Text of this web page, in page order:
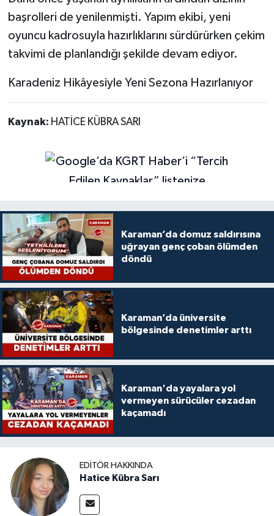
başrolleri de yenilenmişti. Yapım ekibi, yeni
oyuncu kadrosuyla hazırlıklarını sürdürürken çekim
takvimi de planlandığı şekilde devam ediyor.
Karadeniz Hikâyesiyle Yeni Sezona Hazırlanıyor
Kaynak: HATİCE KÜBRA SARI
Karaman’da domuz saldırısına
uğrayan genç çoban ölümden
döndü
Karaman’da üniversite
bölgesinde denetimler arttı
Karaman'da yayalara yol
vermeyen sürücüler cezadan
kaçamadı
EDITÖR HAKKINDA
Hatice Kübra Sarı